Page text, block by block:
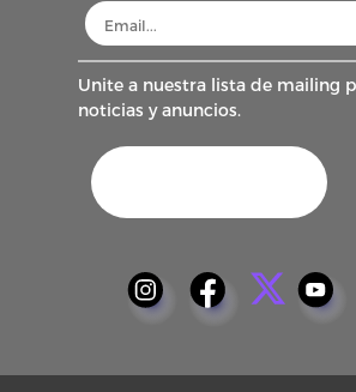
Unite a nuestra lista de mailing
noticias y anuncios.